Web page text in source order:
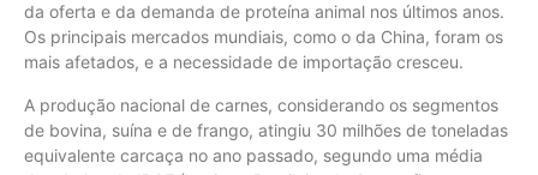
da oferta e da demanda de proteína animal nos últimos anos.
Os principais mercados mundiais, como o da China, foram os
mais afetados, e a necessidade de importação cresceu.
A produção nacional de carnes, considerando os segmentos
de bovina, suína e de frango, atingiu 30 milhões de toneladas
equivalente carcaça no ano passado, segundo uma média